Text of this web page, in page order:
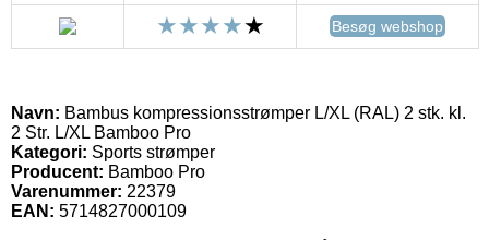
Besøg webshop
Navn: Bambus kompressionsstrømper L/XL (RAL) 2 stk. kl.
2 Str. L/XL Bamboo Pro
Kategori: Sports strømper
Producent: Bamboo Pro
Varenummer: 22379
EAN: 5714827000109